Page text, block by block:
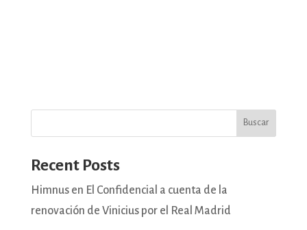
Buscar
Recent Posts
Himnus en El Confidencial a cuenta de la
renovación de Vinicius por el Real Madrid